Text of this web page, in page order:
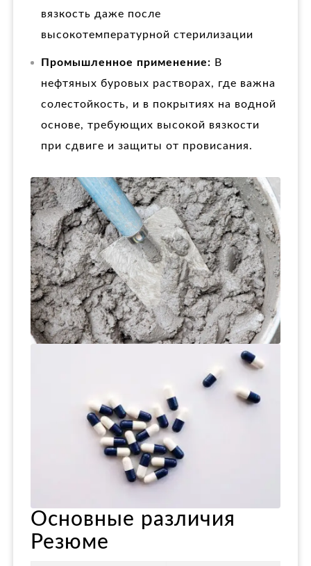
вязкость даже после
высокотемпературной стерилизации
Промышленное применение: В
нефтяных буровых растворах, где важна
солестойкость, и в покрытиях на водной
основе, требующих высокой вязкости
при сдвиге и защиты от провисания.
Основные различия
Резюме